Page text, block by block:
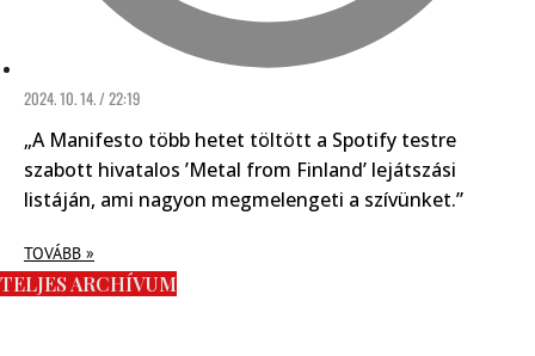
2024. 10. 14. / 22:19
„A Manifesto több hetet töltött a Spotify testre
szabott hivatalos ’Metal from Finland’ lejátszási
listáján, ami nagyon megmelengeti a szívünket.”
TOVÁBB »
TELJES ARCHÍVUM